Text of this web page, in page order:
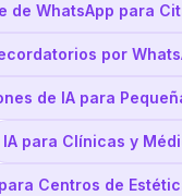
de WhatsApp para
por
de IA para
IA para Clínicas y
para Centros de